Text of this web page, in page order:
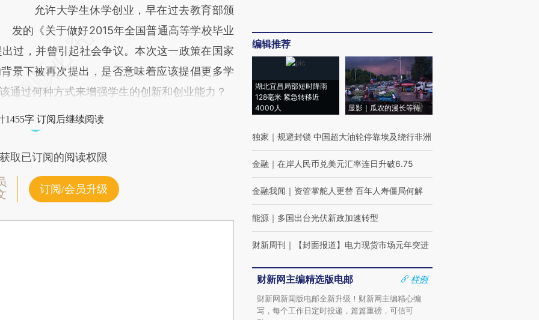
允许大学生休学创业，早在过去教育部颁
发的《关于做好2015年全国普通高等学校毕业
过，并曾引起社会争议。本次这一政策在国家
景下被再次提出，是否意味着应该提倡更多学
通过何种方式来增强学生的创新和创业能力？
1455字 订阅后继续阅读
取已订阅的阅读权限
订阅/会员升级
编辑推荐
湖北宜昌局部短时降雨
128毫米 紧急转移近
4000人
显影｜瓜农的漫长等待
独家 ｜ 规避封锁 中国超大油轮停靠埃及绕行非洲
金融 ｜ 在岸人民币兑美元汇率连日升破6.75
金融我闻 ｜ 资管掌舵人更替 百年人寿僵局何解
能源 ｜ 多国出台光伏新政加速转型
财新周刊 ｜ 【封面报道】电力现货市场元年突进
财新网主编精选版电邮
样例
财新网新闻版电邮全新升级！财新网主编精心编
写，每个工作日定时投递，篇篇重磅，可信可